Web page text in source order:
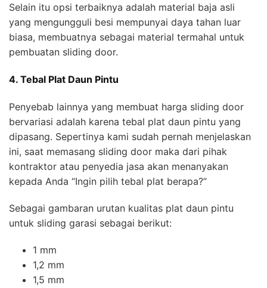
Selain itu opsi terbaiknya adalah material baja asli
yang mengungguli besi mempunyai daya tahan luar
biasa, membuatnya sebagai material termahal untuk
pembuatan sliding door.
4. Tebal Plat Daun Pintu
Penyebab lainnya yang membuat harga sliding door
bervariasi adalah karena tebal plat daun pintu yang
dipasang. Sepertinya kami sudah pernah menjelaskan
ini, saat memasang sliding door maka dari pihak
kontraktor atau penyedia jasa akan menanyakan
kepada Anda “Ingin pilih tebal plat berapa?”
Sebagai gambaran urutan kualitas plat daun pintu
untuk sliding garasi sebagai berikut:
1 mm
1,2 mm
1,5 mm